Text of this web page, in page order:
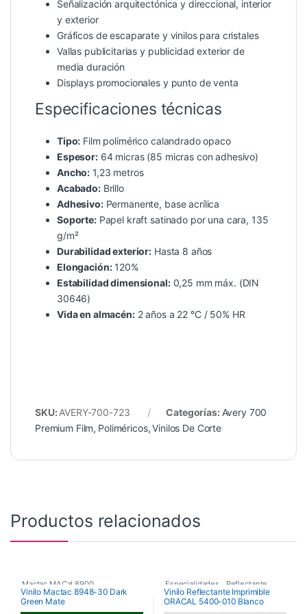
Señalización arquitectónica y direccional, interior
y exterior
Gráficos de escaparate y vinilos para cristales
Vallas publicitarias y publicidad exterior de
media duración
Displays promocionales y punto de venta
Especificaciones técnicas
Tipo: Film polimérico calandrado opaco
Espesor:64 micras (85 micras con adhesivo)
Ancho: 1,23 metros
Acabado:Brillo
Adhesivo:Permanente, base acrílica
Soporte:Papel kraft satinado por una cara, 135
g/m²
Durabilidad exterior: Hasta 8 años
Elongación:120%
Estabilidad dimensional:0,25 mm máx. (DIN
30646)
Vida en almacén:2 años a 22 °C / 50% HR
SKU: AVERY-700-723 Categorías: Avery 700
Premium Film, Poliméricos,Vinilos De Corte
Productos relacionados
Mactac MACal 8900
Monoméricos
Vinilo Mactac 8948-30 Dark
Green Mate
Especialidades Reflectante
Vinilos De Corte
Vinilo Reflectante Imprimible
ORACAL 5400-010 Blanco